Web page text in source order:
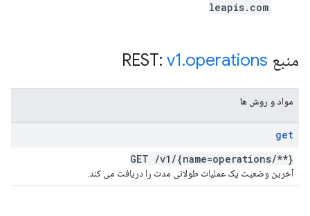
leapis.com
منبع REST: v1.operations
مواد و روش ها
get
GET /v1 /{name=operations/**}
آخرین وضعیت یک عملیات طولانی مدت را دریافت می کند.